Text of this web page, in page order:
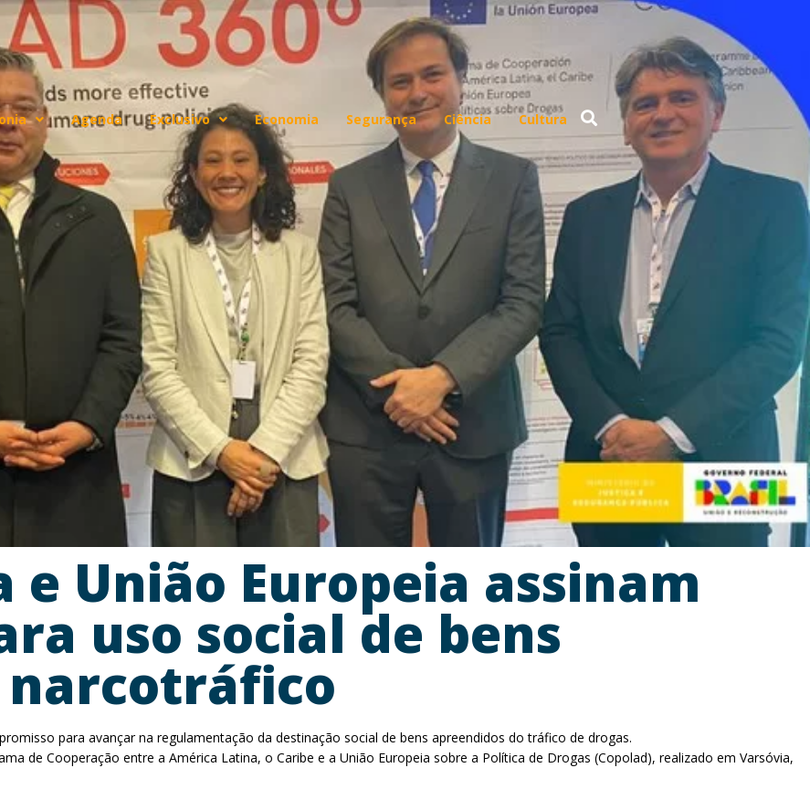
Agenda Exclusivo Economia Segurança Ciência Cultura
e União Europeia assinam
uso social de bens
narcotráfico
para avançar na regulamentação da destinação social de bens apreendidos do tráfico de drogas.
de Cooperação entre a América Latina, o Caribe e a União Europeia sobre a Política de Drogas (Copolad), realizado em Varsóvia,